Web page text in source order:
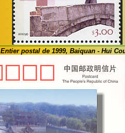
Entier postal de 1999, Baiquan - Hui